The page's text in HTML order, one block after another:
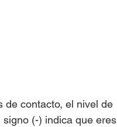
de contacto, el nivel de
(-) indica que eres